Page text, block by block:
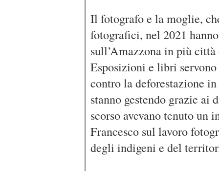
Il fotografo e la moglie,
fotografici, nel 2021
sull’Amazzona in più
Esposizioni e libri
contro la deforestazione
stanno gestendo grazie
scorso avevano tenuto un
Francesco sul lavoro
degli indigeni e del